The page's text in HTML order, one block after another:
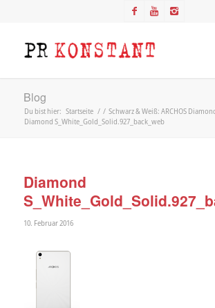
Blog
Du bist hier: Startseite / / Schwarz & Weiß: ARCHOS
Diamond S_White_Gold_Solid.927_back_web
Diamond
10. Februar 2016